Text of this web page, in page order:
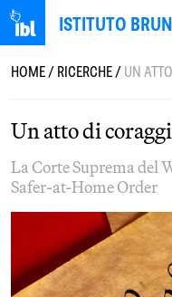
ISTITUTO
HOME/RICERCHE/UN
Un atto di
La Corte Suprema del
Safer-at-Home Order